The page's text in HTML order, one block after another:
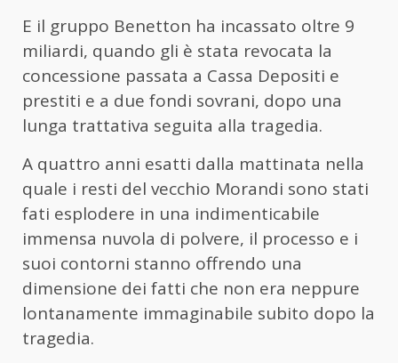
E il gruppo Benetton ha incassato oltre 9
miliardi, quando gli è stata revocata la
concessione passata a Cassa Depositi e
prestiti e a due fondi sovrani, dopo una
lunga trattativa seguita alla tragedia.
A quattro anni esatti dalla mattinata nella
quale i resti del vecchio Morandi sono stati
fati esplodere in una indimenticabile
immensa nuvola di polvere, il processo e i
suoi contorni stanno offrendo una
dimensione dei fatti che non era neppure
lontanamente immaginabile subito dopo la
tragedia.